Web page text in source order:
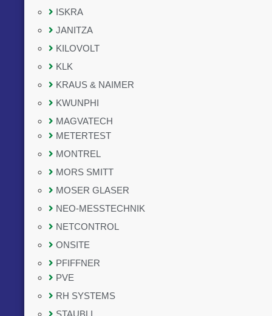
ISKRA
JANITZA
KILOVOLT
KLK
KRAUS & NAIMER
KWUNPHI
MAGVATECH
METERTEST
MONTREL
MORS SMITT
MOSER GLASER
NEO-MESSTECHNIK
NETCONTROL
ONSITE
PFIFFNER
PVE
RH SYSTEMS